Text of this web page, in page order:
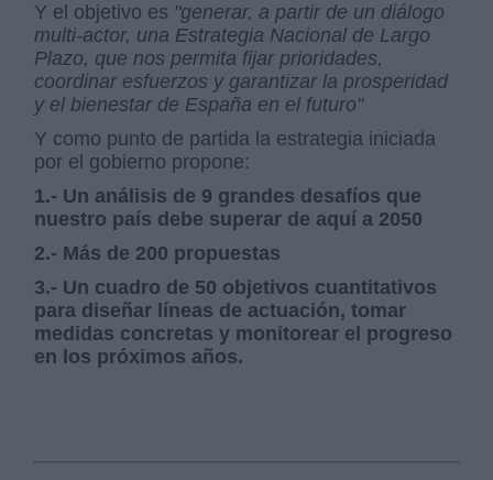
Y el objetivo es "generar, a partir de un diálogo
multi-actor, una Estrategia Nacional de Largo
Plazo, que nos permita fijar prioridades,
coordinar esfuerzos y garantizar la prosperidad
y el bienestar de España en el futuro"
Y como punto de partida la estrategia iniciada
por el gobierno propone:
1.- Un análisis de 9 grandes desafíos que
nuestro país debe superar de aquí a 2050
2.- Más de 200 propuestas
3.- Un cuadro de 50 objetivos cuantitativos
para diseñar líneas de actuación, tomar
medidas concretas y monitorear el progreso
en los próximos años.